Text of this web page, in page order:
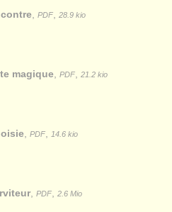
, PDF, 28.9 kio
magique, PDF, 21.2 kio
, PDF, 14.6 kio
, PDF, 2.6 Mio